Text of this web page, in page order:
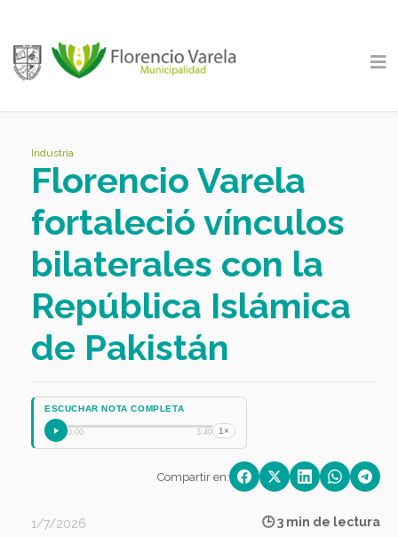
Industria
Florencio Varela
fortaleció vínculos
bilaterales con la
República Islámica
de Pakistán
ESCUCHAR NOTA COMPLETA
0:00 3:40 1×
Compartir en:
1/7/2026 🕒 3 min de lectura